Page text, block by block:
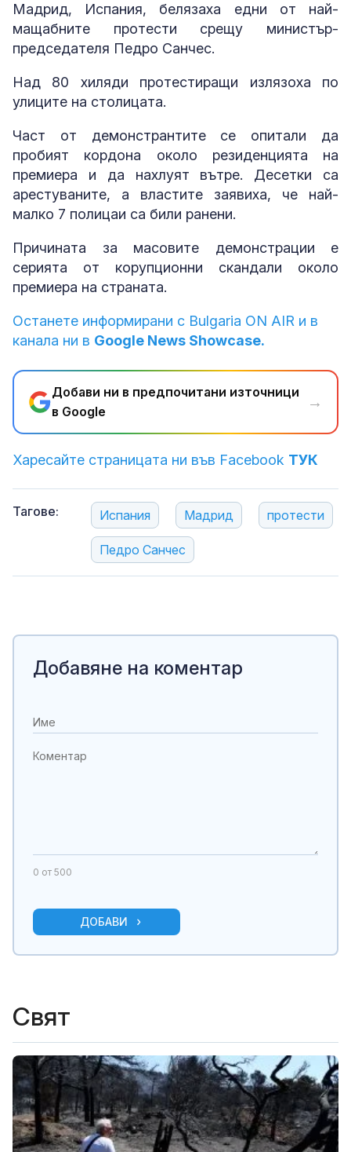
Мадрид, Испания, белязаха едни от най-
мащабните протести срещу министър-
председателя Педро Санчес.
Над 80 хиляди протестиращи излязоха по
улиците на столицата.
Част от демонстрантите се опитали да
пробият кордона около резиденцията на
премиера и да нахлуят вътре. Десетки са
арестуваните, а властите заявиха, че най-
малко 7 полицаи са били ранени.
Причината за масовите демонстрации е
серията от корупционни скандали около
премиера на страната.
Останете информирани с Bulgaria ON AIR и в
канала ни в Google News Showcase.
Добави ни в предпочитани източници
в Google
→
Харесайте страницата ни във Facebook ТУК
Тагове: Испания Мадрид протести
Педро Санчес
Добавяне на коментар
0 от 500
ДОБАВИ
Свят